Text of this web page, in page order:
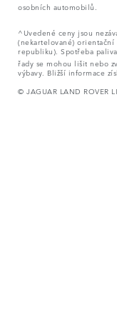
osobních automobilů.
^Uvedené ceny jsou
(nekartelované) orientační
republiku). Spotřeba
řady se mohou lišit nebo
výbavy. Bližší informace
© JAGUAR LAND ROVER